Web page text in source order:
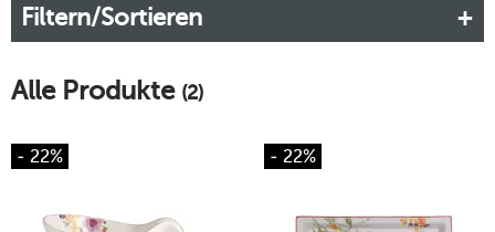
Filtern/Sortieren
Alle Produkte (2)
- 22% - 22%